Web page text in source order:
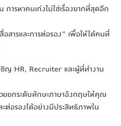
การหาคนเก่งไม่ใช่เรื่องยากที่สุดอีก
สารและการต่อรอง” เพื่อให้ได้คนที่
ญ HR, Recruiter และผู้ที่ทำงาน
ยยกระดับทักษะภาษาอังกฤษให้คุณ
ต่อรองได้อย่างมีประสิทธิภาพใน